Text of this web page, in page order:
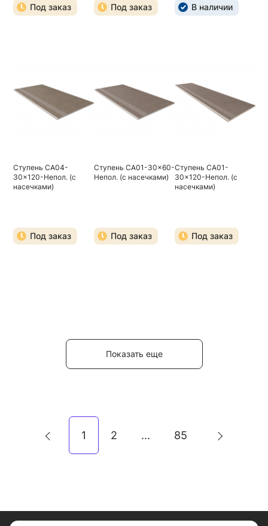
Под заказ Под заказ В наличии
Ступень CA04-
30x120-Непол. (с
насечками)
Под заказ
Ступень CA01-30x60-
Непол. (с насечками)
Под заказ
Ступень CA01-
30x120-Непол. (с
насечками)
Под заказ
Показать еще
1 2 ... 85